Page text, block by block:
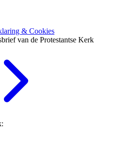
& Cookies
van de Protestantse Kerk